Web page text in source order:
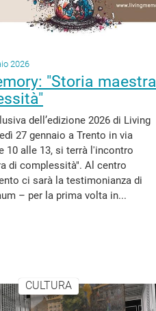
2026
"Storia maestra
dell’edizione 2026 di Living
27 gennaio a Trento in via
10 alle 13, si terrà l'incontro
di complessità". Al centro
ci sarà la testimonianza di
– per la prima volta in...
CULTURA